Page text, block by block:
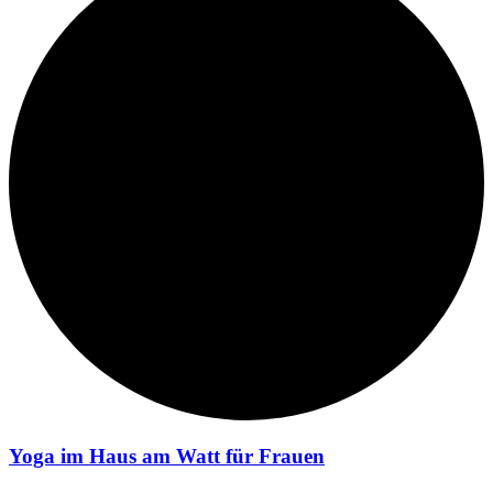
Yoga im Haus am Watt für Frauen